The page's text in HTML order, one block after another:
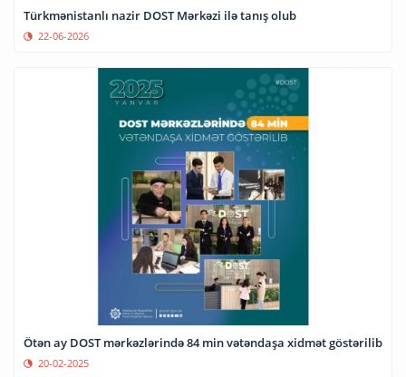
Türkmənistanlı nazir DOST Mərkəzi ilə tanış olub
22-06-2026
Ötən ay DOST mərkəzlərində 84 min vətəndaşa xidmət göstərilib
20-02-2025